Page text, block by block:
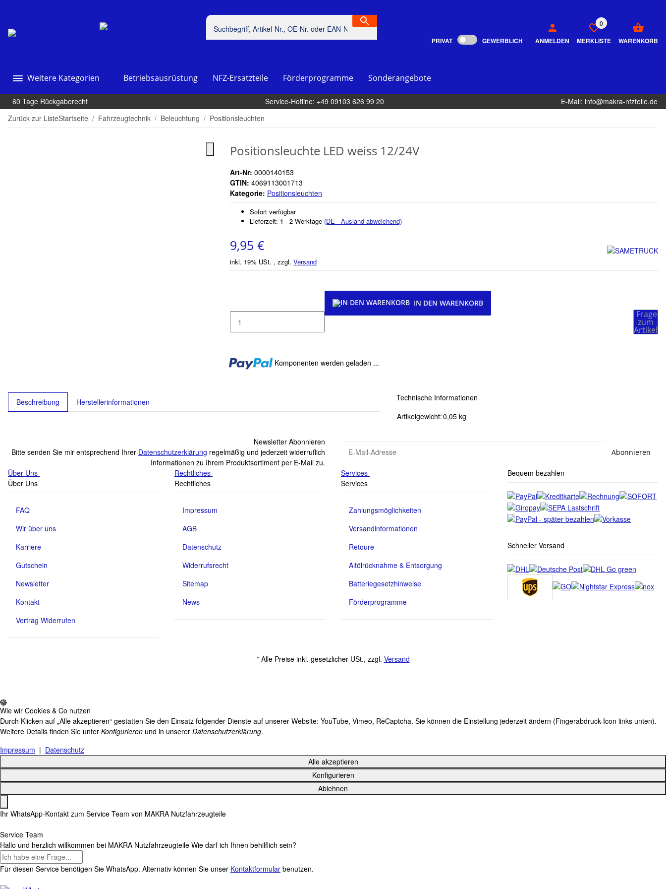
PRIVAT GEWERBLICH ANMELDEN
0
MERKLISTE WARENKORB
Weitere Kategorien Betriebsausrüstung NFZ-Ersatzteile Förderprogramme Sonderangebote
60 Tage Rückgaberecht Service-Hotline: +49 09103 626 99 20
E-Mail: info@makra-nfzteile.de
Zurück zur ListeStartseite Fahrzeugtechnik Beleuchtung Positionsleuchten
Positionsleuchte LED weiss 12/24V
Art-Nr: 0000140153
GTIN: 4069113001713
Kategorie: Positionsleuchten
Sofort verfügbar
Lieferzeit: 1 - 2 Werktage (DE - Ausland abweichend)
9,95 €
inkl. 19% USt. , zzgl. Versand
IN DEN WARENKORB
Frage
zum
Artikel
Loading... Komponenten werden geladen ...
Beschreibung Herstellerinformationen
Technische Informationen
Artikelgewicht:0,05 kg
Newsletter Abonnieren
Bitte senden Sie mir entsprechend Ihrer Datenschutzerklärung regelmäßig und jederzeit widerruflich
Informationen zu Ihrem Produktsortiment per E-Mail zu.
Abonnieren
Über Uns
Über Uns
FAQ
Wir über uns
Karriere
Gutschein
Newsletter
Kontakt
Vertrag Widerrufen
Rechtliches
Rechtliches
Impressum
AGB
Datenschutz
Widerrufsrecht
Sitemap
News
Services
Services
Zahlungsmöglichkeiten
Versandinformationen
Retoure
Altölrücknahme & Entsorgung
Batteriegesetzhinweise
Förderprogramme
Bequem bezahlen
Schneller Versand
* Alle Preise inkl. gesetzlicher USt., zzgl. Versand
Wie wir Cookies & Co nutzen
Durch Klicken auf „Alle akzeptieren“ gestatten Sie den Einsatz folgender Dienste auf unserer Website: YouTube, Vimeo, ReCaptcha. Sie können die Einstellung jederzeit ändern (Fingerabdruck-Icon links unten).
Weitere Details finden Sie unter Konfigurieren und in unserer Datenschutzerklärung.
Impressum | Datenschutz
Alle akzeptieren
Konfigurieren
Ablehnen
Ihr WhatsApp-Kontakt zum Service Team von MAKRA Nutzfahrzeugteile
Service Team
Hallo und herzlich willkommen bei MAKRA Nutzfahrzeugteile Wie darf ich Ihnen behilflich sein?
Für diesen Service benötigen Sie WhatsApp. Alternativ können Sie unser Kontaktformular benutzen.